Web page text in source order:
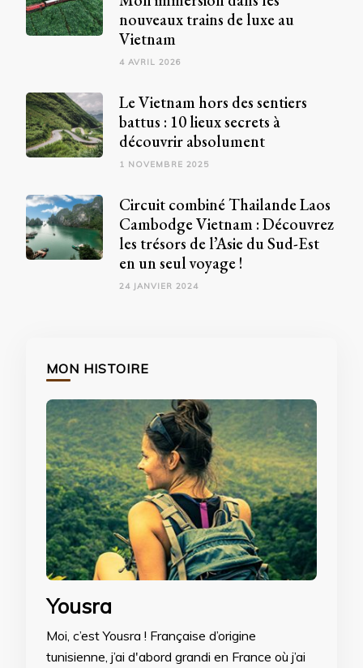
nouveaux trains de luxe au
Vietnam
4 AVRIL 2026
Le Vietnam hors des sentiers
battus : 10 lieux secrets à
découvrir absolument
1 NOVEMBRE 2025
Circuit combiné Thailande Laos
Cambodge Vietnam : Découvrez
les trésors de l’Asie du Sud-Est
en un seul voyage !
24 JANVIER 2024
MON HISTOIRE
Yousra
Moi, c’est Yousra ! Française d’origine
tunisienne, j’ai d'abord grandi en France où j’ai